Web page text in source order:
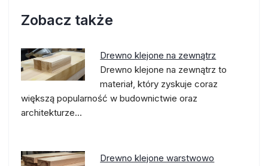
Zobacz także
Drewno klejone na zewnątrz
Drewno klejone na zewnątrz to
materiał, który zyskuje coraz
większą popularność w budownictwie oraz
architekturze…
Drewno klejone warstwowo